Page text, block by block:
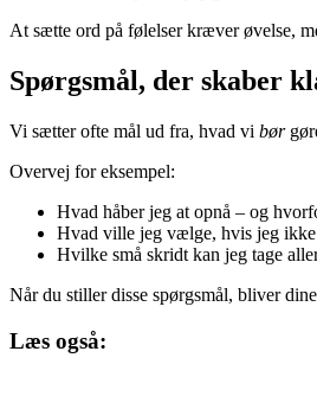
At sætte ord på følelser kræver øvelse,
Spørgsmål, der skaber
Vi sætter ofte mål ud fra, hvad vi bør
Overvej for eksempel:
Hvad håber jeg at opnå – og
Hvad ville jeg vælge, hvis jeg
Hvilke små skridt kan jeg tage
Når du stiller disse spørgsmål, bliver
Læs også: